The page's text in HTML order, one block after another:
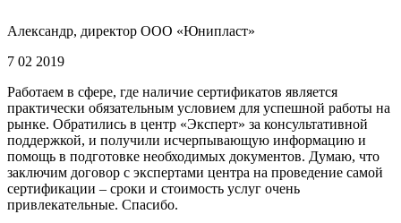
Александр, директор ООО «Юнипласт»
7 02 2019
Работаем в сфере, где наличие сертификатов является
практически обязательным условием для успешной работы на
рынке. Обратились в центр «Эксперт» за консультативной
поддержкой, и получили исчерпывающую информацию и
помощь в подготовке необходимых документов. Думаю, что
заключим договор с экспертами центра на проведение самой
сертификации – сроки и стоимость услуг очень
привлекательные. Спасибо.